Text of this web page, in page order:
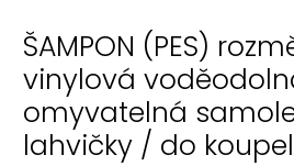
ŠAMPON (PES)
vinylová
omyvatelná
lahvičky / do